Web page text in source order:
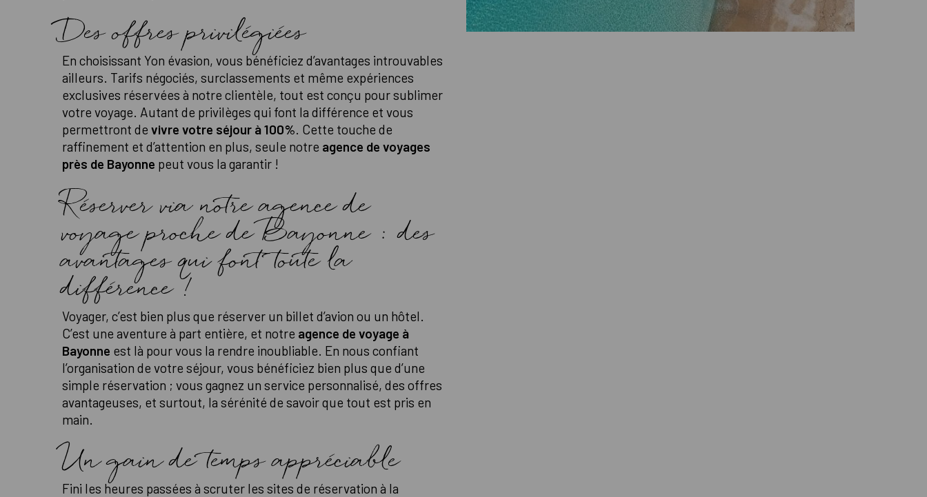
Des offres privilégiées
En choisissant Yon évasion, vous bénéficiez d’avantages introuvables
ailleurs. Tarifs négociés, surclassements et même expériences
exclusives réservées à notre clientèle, tout est conçu pour sublimer
votre voyage. Autant de privilèges qui font la différence et vous
permettront devivre votre séjour à 100%. Cette touche de
raffinement et d’attention en plus, seule notre agence de voyages
près de Bayonne peut vous la garantir !
Réserver via notre agence de
voyage proche de Bayonne : des
avantages qui font toute la
différence !
Voyager, c’est bien plus que réserver un billet d’avion ou un hôtel.
C’est une aventure à part entière, et notre agence de voyage à
Bayonne est là pour vous la rendre inoubliable. En nous confiant
l’organisation de votre séjour, vous bénéficiez bien plus que d’une
simple réservation ; vous gagnez un service personnalisé, des offres
avantageuses, et surtout, la sérénité de savoir que tout est pris en
main.
Un gain de temps appréciable
Fini les heures passées à scruter les sites de réservation à la